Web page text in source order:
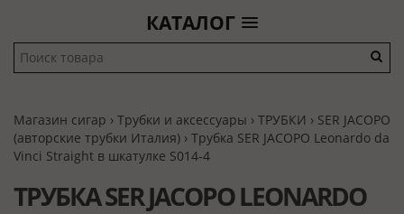
КАТАЛОГ
Магазин сигар › Трубки и аксессуары › ТРУБКИ › SER JACOPO
(авторские трубки Италия) › Трубка SER JACOPO Leonardo da
Vinci Straight в шкатулке S014-4
ТРУБКА SER JACOPO LEONARDO